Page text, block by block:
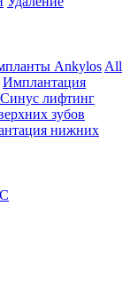
Ankylos All
Имплантация
Синус лифтинг
зубов
нижних